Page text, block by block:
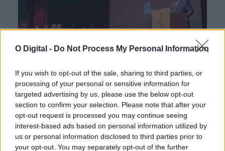
O Digital - Do Not Process My Personal Information
If you wish to opt-out of the sale, sharing to third parties, or
processing of your personal or sensitive information for
targeted advertising by us, please use the below opt-out
section to confirm your selection. Please note that after your
opt-out request is processed you may continue seeing
interest-based ads based on personal information utilized by
us or personal information disclosed to third parties prior to
your opt-out. You may separately opt-out of the further
Autárquicas: Novo autarca de Santiago do Cacém quer
começar a trabalhar nas grandes obras
O presidente da Câmara de Santiago do Cacém, no distrito de
Setúbal, que tomou...
2 Novembro, 2025 - 18:37